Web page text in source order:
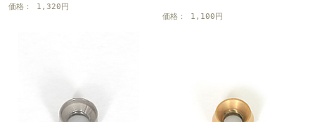
価格： 1,320円
価格： 1,100円